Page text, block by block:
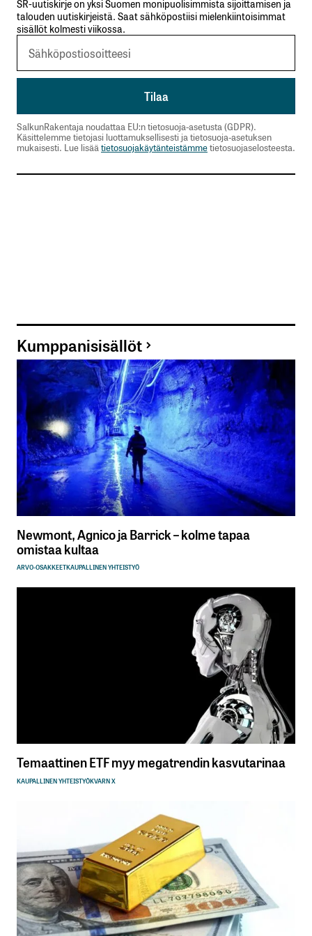
SR-uutiskirje on yksi Suomen monipuolisimmista sijoittamisen ja
talouden uutiskirjeistä. Saat sähköpostiisi mielenkiintoisimmat
sisällöt kolmesti viikossa.
SalkunRakentaja noudattaa EU:n tietosuoja-asetusta (GDPR).
Käsittelemme tietojasi luottamuksellisesti ja tietosuoja-asetuksen
mukaisesti. Lue lisäätietosuojakäytänteistämmetietosuojaselosteesta.
Kumppanisisällöt
Newmont, Agnico ja Barrick – kolme tapaa
omistaa kultaa
ARVO-OSAKKEETKAUPALLINEN YHTEISTYÖ
Temaattinen ETF myy megatrendin kasvutarinaa
KAUPALLINEN YHTEISTYÖKVARN X